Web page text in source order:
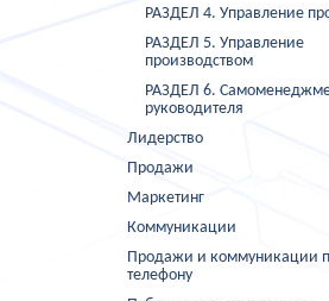
РАЗДЕЛ 4. Управление
РАЗДЕЛ 5. Управление
производством
РАЗДЕЛ 6.
руководителя
Лидерство
Продажи
Маркетинг
Коммуникации
Продажи и коммуникации
телефону